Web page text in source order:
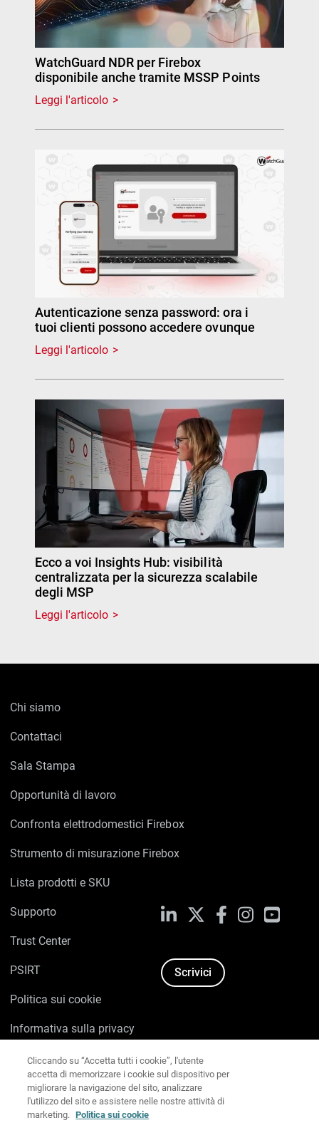
WatchGuard NDR per Firebox
disponibile anche tramite MSSP Points
Leggi l'articolo
Autenticazione senza password: ora i
tuoi clienti possono accedere ovunque
Leggi l'articolo
Ecco a voi Insights Hub: visibilità
centralizzata per la sicurezza scalabile
degli MSP
Leggi l'articolo
Chi siamo
Contattaci
Sala Stampa
Opportunità di lavoro
Confronta elettrodomestici Firebox
Strumento di misurazione Firebox
Lista prodotti e SKU
Supporto
Trust Center
PSIRT
Politica sui cookie
Informativa sulla privacy
Kit Media & Brand
Gestisci le preferenze e-mail
LinkedIn FacebookInstagram
Scrivici
Cliccando su “Accetta tutti i cookie”, l'utente
accetta di memorizzare i cookie sul dispositivo per
l'utilizzo del sito e assistere nelle nostre attività di
marketing. Politica sui cookie